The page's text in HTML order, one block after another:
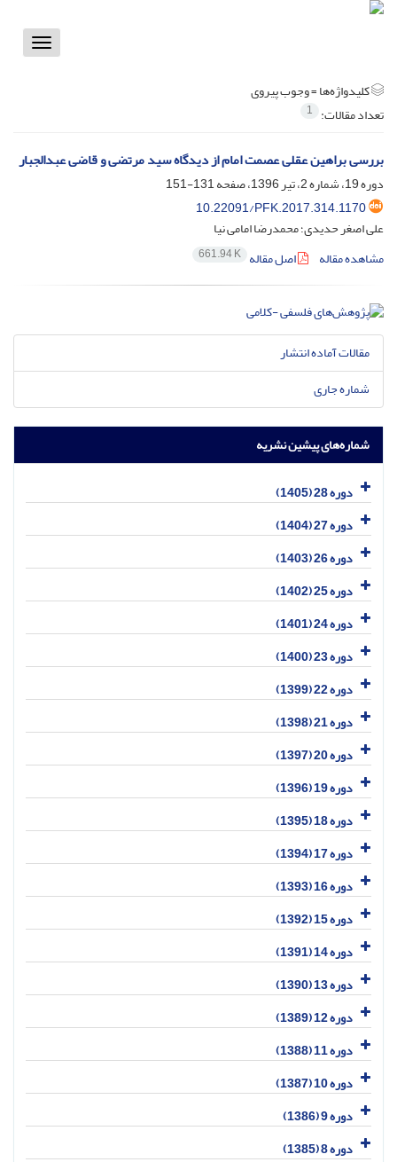
Toggle
کلیدواژه‌ها =وجوب پیروی
تعداد مقالات: 1
بررسی براهین عقلی عصمت امام از دیدگاه سید مرتضی و قاضی عبدالجبار
دوره 19، شماره 2، تیر 1396، صفحه
131-151
10.22091/PFK.2017.314.1170
علی اصغر حدیدی؛ محمدرضا امامی نیا
مشاهده مقاله
اصل مقاله 661.94 K
مقالات آماده انتشار
شماره جاری
شماره‌های پیشین نشریه
دوره 28 (1405)
دوره 27 (1404)
دوره 26 (1403)
دوره 25 (1402)
دوره 24 (1401)
دوره 23 (1400)
دوره 22 (1399)
دوره 21 (1398)
دوره 20 (1397)
دوره 19 (1396)
دوره 18 (1395)
دوره 17 (1394)
دوره 16 (1393)
دوره 15 (1392)
دوره 14 (1391)
دوره 13 (1390)
دوره 12 (1389)
دوره 11 (1388)
دوره 10 (1387)
دوره 9 (1386)
دوره 8 (1385)